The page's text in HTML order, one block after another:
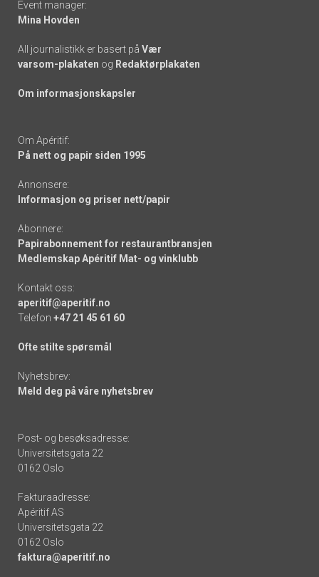
Event manager:
Mina Hovden
All journalistikk er basert på Vær
varsom-plakaten og Redaktørplakaten
Om informasjonskapsler
Om Apéritif:
På nett og papir siden 1995
Annonsere:
Informasjon og priser nett/papir
Abonnere:
Papirabonnement for restaurantbransjen
Medlemskap Apéritif Mat- og vinklubb
Kontakt oss:
aperitif@aperitif.no
Telefon +47 21 45 61 60
Ofte stilte spørsmål
Nyhetsbrev:
Meld deg på våre nyhetsbrev
Post- og besøksadresse:
Universitetsgata 22
0162 Oslo
Fakturaadresse:
Apéritif AS
Universitetsgata 22
0162 Oslo
faktura@aperitif.no